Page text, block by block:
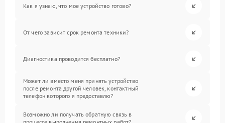
Как я узнаю, что мое устройство готово?
От чего зависит срок ремонта техники?
Диагностика проводится бесплатно?
Может ли вместо меня принять устройство
после ремонта другой человек, контактный
телефон которого я предоставлю?
Возможно ли получать обратную связь в